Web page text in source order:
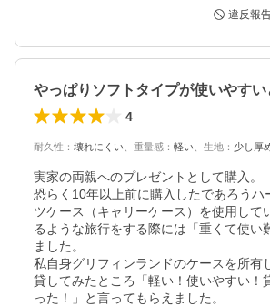
違反報
4
耐久性 ： 壊れにくい 重量感 ： 軽い 生地 ： 少し厚
実家の両親へのプレゼントとして購入。
恐らく10年以上前に購入したであろうハ
ツケース（キャリーケース）を使用して
るような旅行をする際には「重くて使い
ました。
私自身グリフィンランドのケースを所有
貸してみたところ「軽い！使いやすい！
った！」と言ってもらえました。